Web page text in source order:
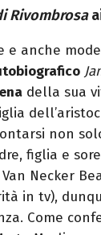
Rivombrosa
e anche
della sua
non
figlia e
Necker
in tv),
Come